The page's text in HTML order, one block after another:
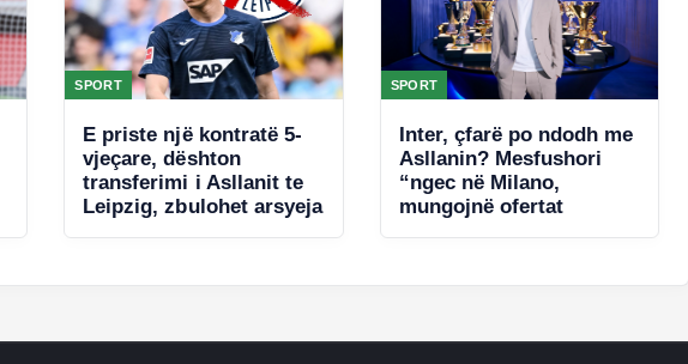
SPORT
E priste një kontratë 5-
vjeçare, dështon
transferimi i Asllanit te
Leipzig, zbulohet arsyeja
SPORT
Inter, çfarë po ndodh me
Asllanin? Mesfushori
“ngec në Milano,
mungojnë ofertat